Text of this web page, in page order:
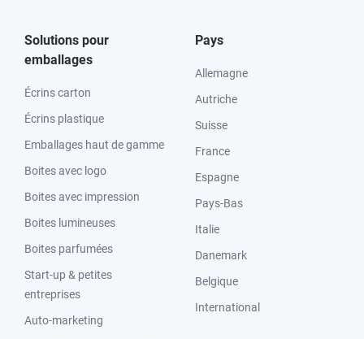
Solutions pour
emballages
Écrins carton
Écrins plastique
Emballages haut de gamme
Boites avec logo
Boites avec impression
Boites lumineuses
Boites parfumées
Start-up & petites
entreprises
Auto-marketing
Pays
Allemagne
Autriche
Suisse
France
Espagne
Pays-Bas
Italie
Danemark
Belgique
International